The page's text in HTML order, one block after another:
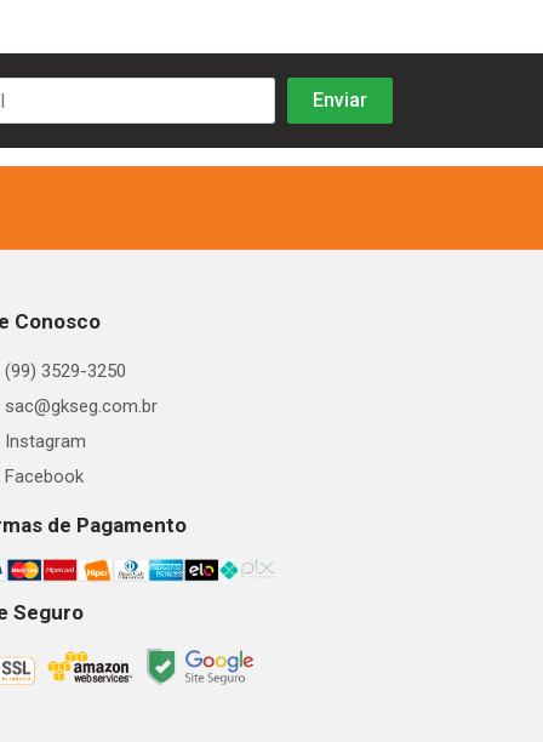
Conosco
(99) 3529-3250
sac@gkseg.com.br
Instagram
Facebook
de Pagamento
Seguro